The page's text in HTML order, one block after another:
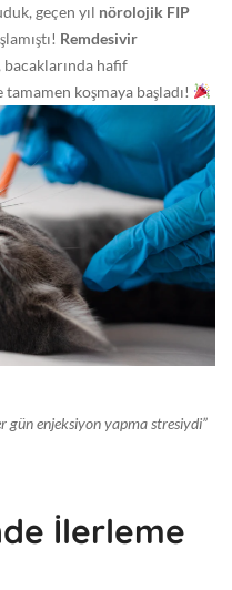
geçen yıl nörolojik FIP
Remdesivir
bacaklarında hafif
koşmaya başladı!
günenjeksiyon yapma stresiydi”
İlerleme